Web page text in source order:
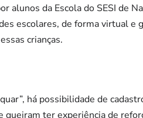
alunos da Escola do SESI de
escolares, de forma virtual
crianças.
há possibilidade de
queiram ter experiência de